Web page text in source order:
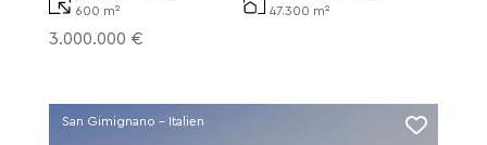
600 m²
47.300 m²
3.000.000 €
San Gimignano - Italien